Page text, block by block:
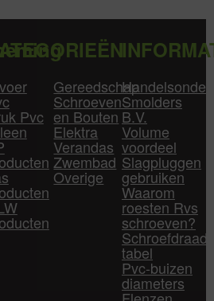
Pvc
Gereedschap
Schroeven
en Bouten
Elektra
Verandas
Zwembad
Overige
Smolders
B.V.
Volume
voordeel
Slagpluggen
gebruiken
Waarom
roesten Rvs
schroeven?
Schroefdraad
tabel
Pvc-buizen
diameters